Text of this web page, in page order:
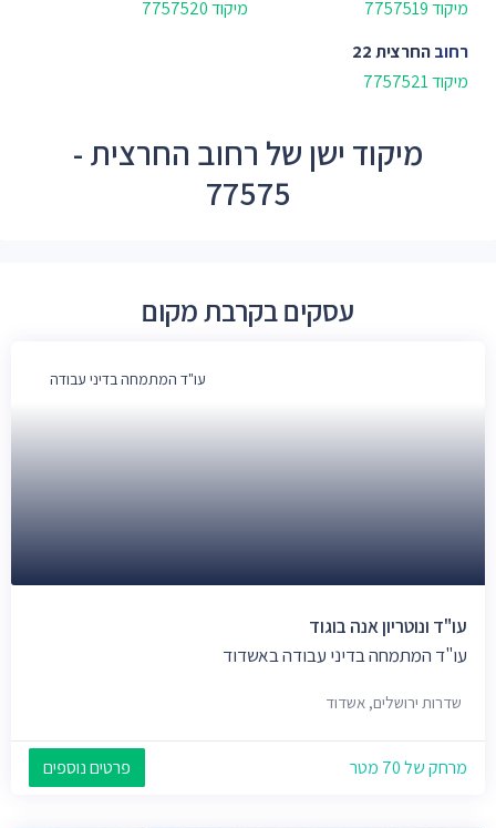
מיקוד 7757519
מיקוד 7757520
רחובהחרצית 22
מיקוד 7757521
מיקוד ישן של רחוב החרצית -
77575
עסקים בקרבת מקום
עו"ד המתמחה בדיני עבודה
עו"ד ונוטריון אנה בוגוד
עו"ד המתמחה בדיני עבודה באשדוד
שדרות ירושלים, אשדוד
מרחק של 70 מטר פרטים נוספים